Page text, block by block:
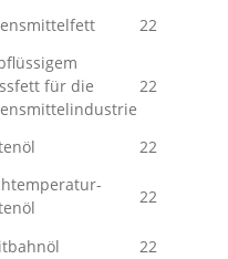
22
für die
22
22
22
22